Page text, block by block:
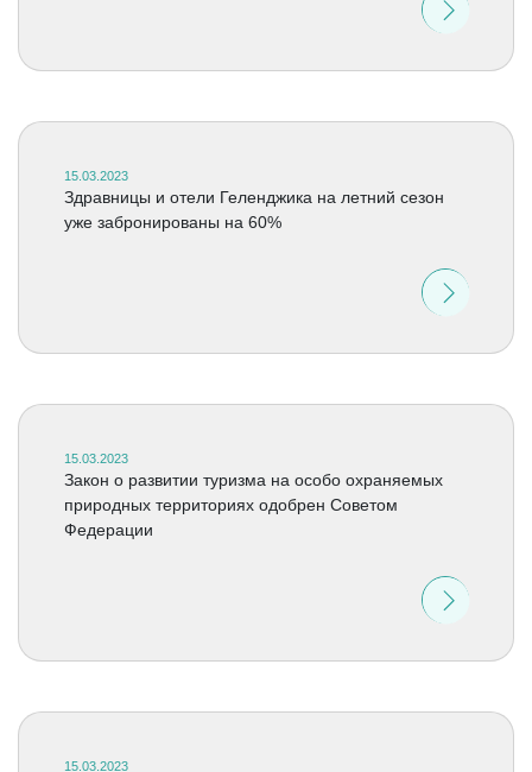
15.03.2023
Здравницы и отели Геленджика на летний сезон
уже забронированы на 60%
15.03.2023
Закон о развитии туризма на особо охраняемых
природных территориях одобрен Советом
Федерации
15.03.2023